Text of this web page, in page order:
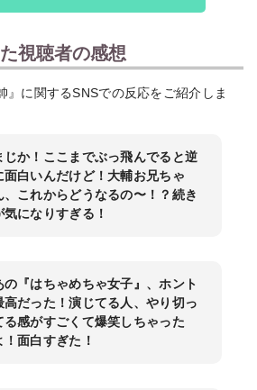
視聴者の感想
』に関するSNSでの反応をご紹介しま
じか！ここまでぶっ飛んでると逆
面白いんだけど！大輔お兄ちゃ
、これからどうなるの〜！？続き
気になりすぎる！
の『はちゃめちゃ女子』、ホント
高だった！演じてる人、やり切っ
る感がすごくて爆笑しちゃった
！面白すぎた！